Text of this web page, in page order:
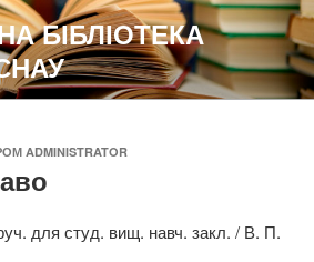
БІБЛІОТЕКА
ADMINISTRATOR
для студ. вищ. навч. закл. / В. П.